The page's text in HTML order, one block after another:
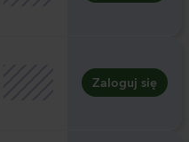
Zaloguj się